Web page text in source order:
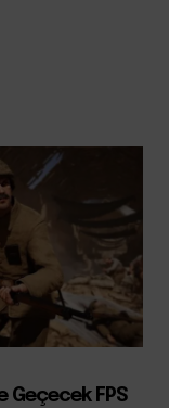
Geçecek FPS